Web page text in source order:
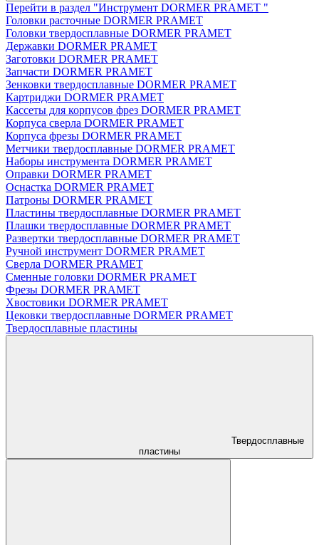
Перейти в раздел "Инструмент DORMER PRAMET "
Головки расточные DORMER PRAMET
Головки твердосплавные DORMER PRAMET
Державки DORMER PRAMET
Заготовки DORMER PRAMET
Запчасти DORMER PRAMET
Зенковки твердосплавные DORMER PRAMET
Картриджи DORMER PRAMET
Кассеты для корпусов фрез DORMER PRAMET
Корпуса сверла DORMER PRAMET
Корпуса фрезы DORMER PRAMET
Метчики твердосплавные DORMER PRAMET
Наборы инструмента DORMER PRAMET
Оправки DORMER PRAMET
Оснастка DORMER PRAMET
Патроны DORMER PRAMET
Пластины твердосплавные DORMER PRAMET
Плашки твердосплавные DORMER PRAMET
Развертки твердосплавные DORMER PRAMET
Ручной инструмент DORMER PRAMET
Сверла DORMER PRAMET
Сменные головки DORMER PRAMET
Фрезы DORMER PRAMET
Хвостовики DORMER PRAMET
Цековки твердосплавные DORMER PRAMET
Твердосплавные пластины
Твердосплавные
пластины